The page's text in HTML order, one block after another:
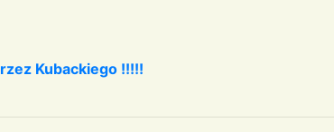
Kubackiego !!!!!